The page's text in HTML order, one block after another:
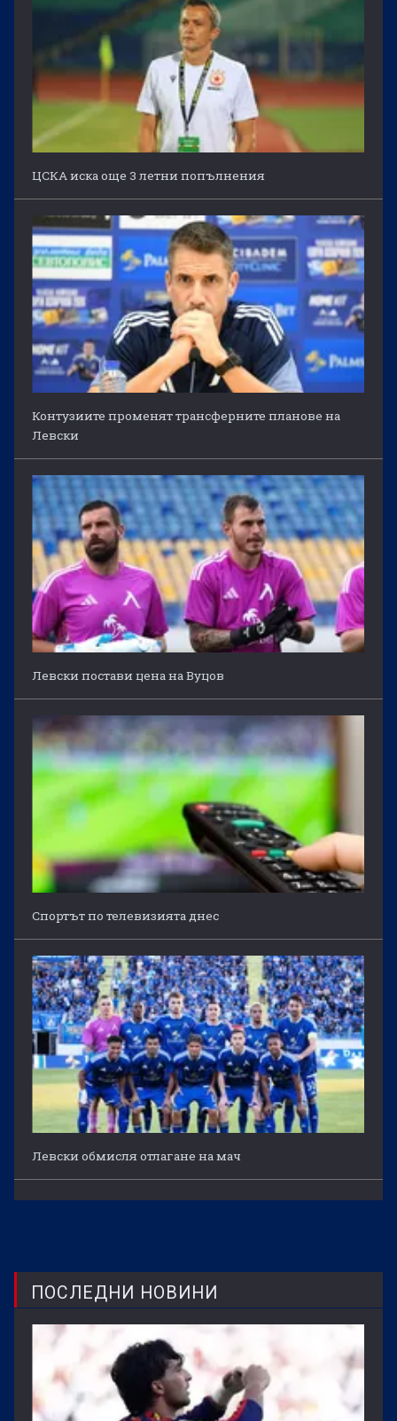
ЦСКА иска още 3 летни попълнения
Контузиите променят трансферните планове на
Левски
Левски постави цена на Вуцов
Спортът по телевизията днес
Левски обмисля отлагане на мач
ПОСЛЕДНИ НОВИНИ